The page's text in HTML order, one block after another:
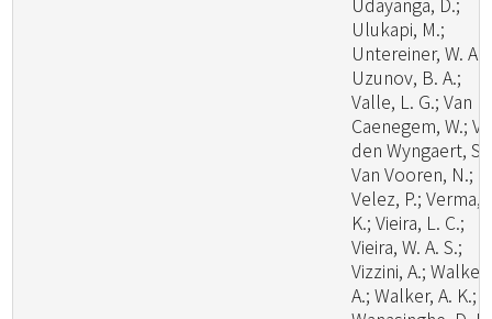
Ulukapi, M.;
Untereiner, W. A.;
Uzunov, B. A.;
Valle, L. G.; Van
Caenegem, W.;
den Wyngaert, S.;
Van Vooren, N.;
Velez, P.; Verma,
K.; Vieira, L. C.;
Vieira, W. A. S.;
Vizzini, A.; Walker,
A.; Walker, A. K.;